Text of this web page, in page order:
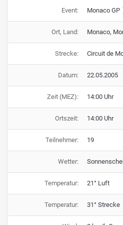
Event: Monaco GP
Ort, Land: Monaco,
Strecke: Circuit de
Datum: 22.05.2005
Zeit (MEZ): 14:00 Uhr
Ortszeit: 14:00 Uhr
Teilnehmer: 19
Wetter:
Temperatur: 21° Luft
Temperatur: 31° Strecke